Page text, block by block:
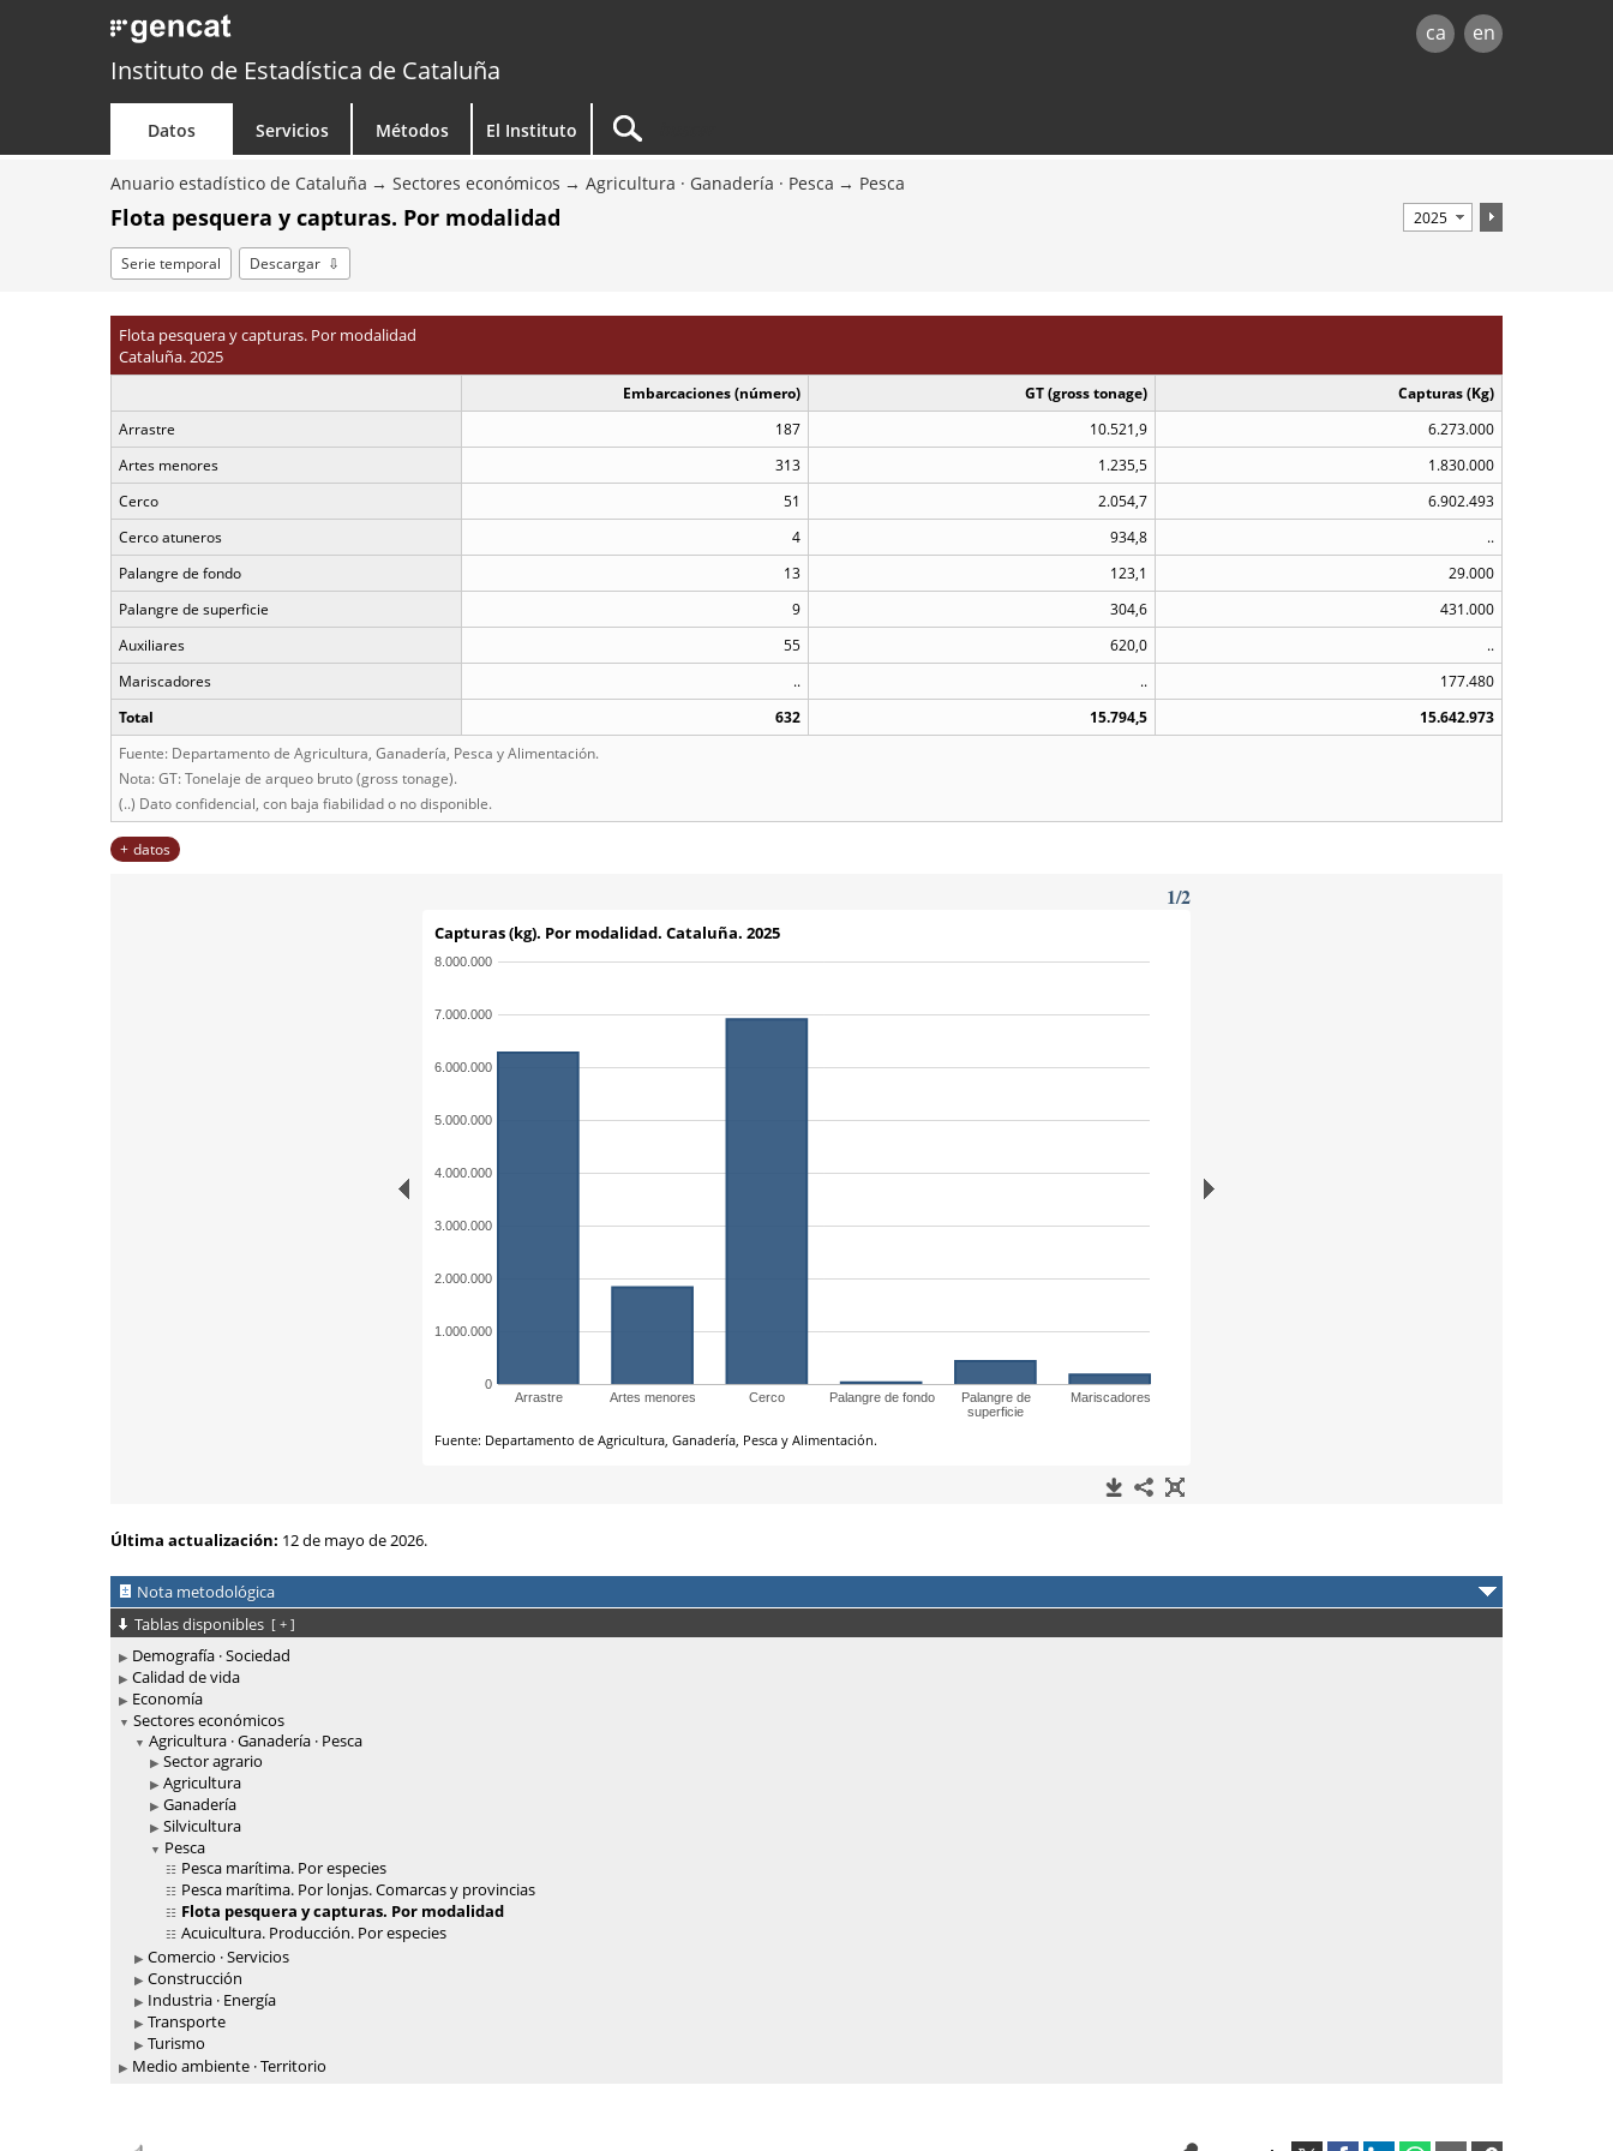
ca en
Instituto de Estadística de Cataluña
Datos Servicios Métodos El Instituto
Anuario estadístico de Cataluña Sectores económicos Agricultura · Ganadería · Pesca Pesca
Flota pesquera y capturas. Por modalidad
Serie temporal Descargar
Flota pesquera y capturas. Por modalidad
Cataluña. 2025
Embarcaciones (número) GT (gross tonage)
Capturas (Kg)
Arrastre
187 10.521,9
6.273.000
Artes menores
313 1.235,5
1.830.000
Cerco
51 2.054,7
6.902.493
Cerco atuneros
4 934,8
..
Palangre de fondo
13 123,1
29.000
Palangre de superficie
9 304,6
431.000
Auxiliares
55 620,0
..
Mariscadores
.. ..
177.480
Total
632 15.794,5
15.642.973
Fuente: Departamento de Agricultura, Ganadería, Pesca y Alimentación.
Nota: GT: Tonelaje de arqueo bruto (gross tonage).
(..) Dato confidencial, con baja fiabilidad o no disponible.
datos
Última actualización: 12 de mayo de 2026.
Nota metodológica
Tablas disponibles [ + ]
Demografía · Sociedad
Calidad de vida
Economía
Sectores económicos
Agricultura · Ganadería · Pesca
Sector agrario
Agricultura
Ganadería
Silvicultura
Pesca
Pesca marítima. Por especies
Pesca marítima. Por lonjas. Comarcas y provincias
Flota pesquera y capturas. Por modalidad
Acuicultura. Producción. Por especies
Comercio · Servicios
Construcción
Industria · Energía
Transporte
Turismo
Medio ambiente · Territorio